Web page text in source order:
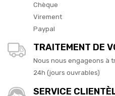
Chèque
Virement
Paypal
TRAITEMENT DE
Nous nous engageons à
24h (jours ouvrables)
SERVICE